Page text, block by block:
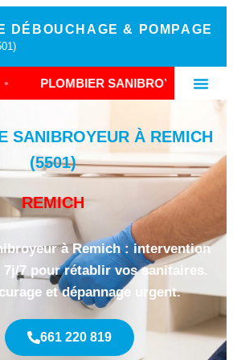
DÉBOUCHAGE & POMPAGE
SANIBROYEUR REMICH •
SANIBROYEUR À REMICH
(5501)
REMICH
à Remich : intervention
7j/7 pour rétablir vos sanitaires.
et dépannage urgent.
661 220 819